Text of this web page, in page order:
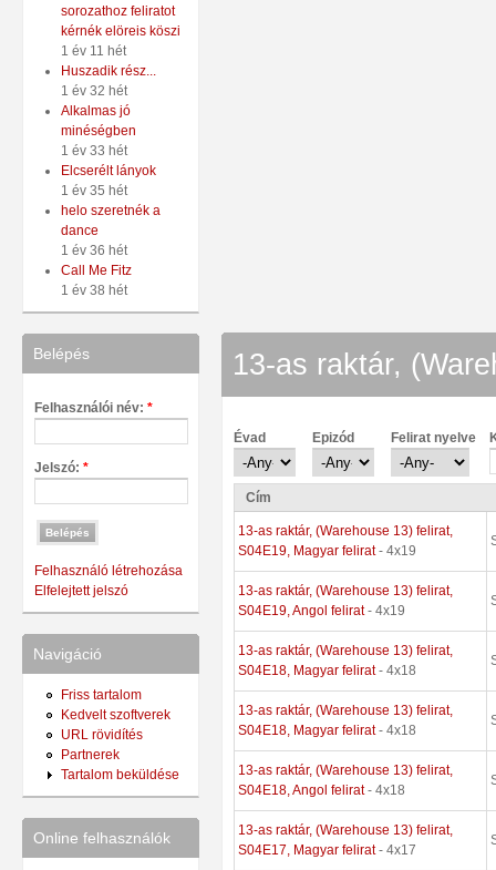
sorozathoz feliratot
kérnék elöreis köszi
1 év 11 hét
Huszadik rész...
1 év 32 hét
Alkalmas jó
minéségben
1 év 33 hét
Elcserélt lányok
1 év 35 hét
helo szeretnék a
dance
1 év 36 hét
Call Me Fitz
1 év 38 hét
Belépés
Felhasználói név: *
Jelszó: *
Felhasználó létrehozása
Elfelejtett jelszó
Navigáció
Friss tartalom
Kedvelt szoftverek
URL rövidítés
Partnerek
Tartalom beküldése
Online felhasználók
13-as raktár,
Évad Epizód Felirat nyelve
Cím
13-as raktár, (Warehouse 13) felirat,
S04E19, Magyar felirat- 4x19
13-as raktár, (Warehouse 13) felirat,
S04E19, Angol felirat- 4x19
13-as raktár, (Warehouse 13) felirat,
S04E18, Magyar felirat- 4x18
13-as raktár, (Warehouse 13) felirat,
S04E18, Magyar felirat- 4x18
13-as raktár, (Warehouse 13) felirat,
S04E18, Angol felirat- 4x18
13-as raktár, (Warehouse 13) felirat,
S04E17, Magyar felirat- 4x17